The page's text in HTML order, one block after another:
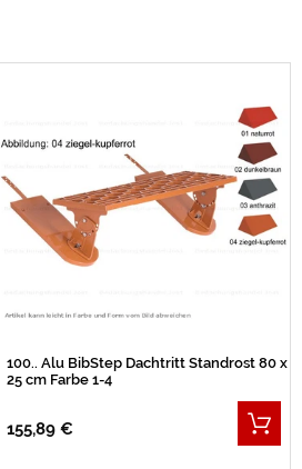
100.. Alu BibStep Dachtritt Standrost 80 x
25 cm Farbe 1-4
155,89 €